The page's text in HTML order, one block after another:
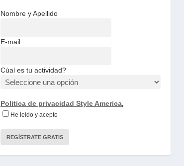
Nombre y Apellido
E-mail
Cúal es tu actividad?
Politica de privacidad Style America.
He leído y acepto